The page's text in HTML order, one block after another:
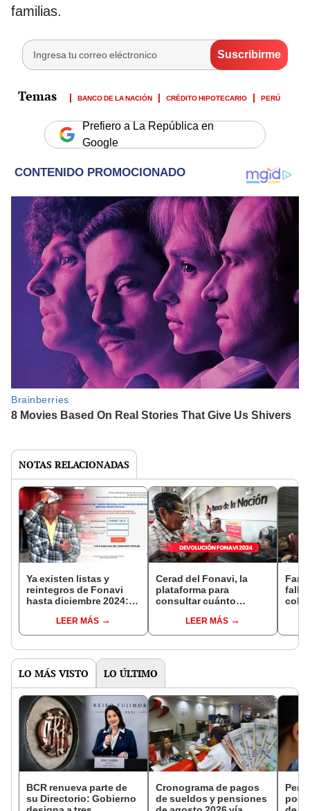
familias.
BANCO DE LA NACIÓN CRÉDITO HIPOTECARIO PERÚ
Prefiero a La República en
Google
NOTAS RELACIONADAS
Ya existen listas y
reintegros de Fonavi
hasta diciembre 2024:
Banco de la Nación
LEER MÁS
Cerad del Fonavi, la
plataforma para
consultar cuánto
acudir al Banco de la
Nación: ¿cómo puedes
LEER MÁS
LO MÁS VISTO LO ÚLTIMO
BCR renueva parte de
su Directorio: Gobierno
Cronograma de pagos
de sueldos y pensiones